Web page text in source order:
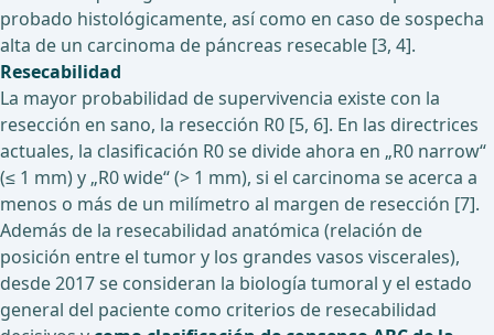
probado histológicamente, así como en caso de sospecha
alta de un carcinoma de páncreas resecable [3, 4].
Resecabilidad
La mayor probabilidad de supervivencia existe con la
resección en sano, la resección R0 [5, 6]. En las directrices
actuales, la clasificación R0 se divide ahora en „R0 narrow“
(≤ 1 mm) y „R0 wide“ (> 1 mm), si el carcinoma se acerca a
menos o más de un milímetro al margen de resección [7].
Además de la resecabilidad anatómica (relación de
posición entre el tumor y los grandes vasos viscerales),
desde 2017 se consideran la biología tumoral y el estado
general del paciente como criterios de resecabilidad